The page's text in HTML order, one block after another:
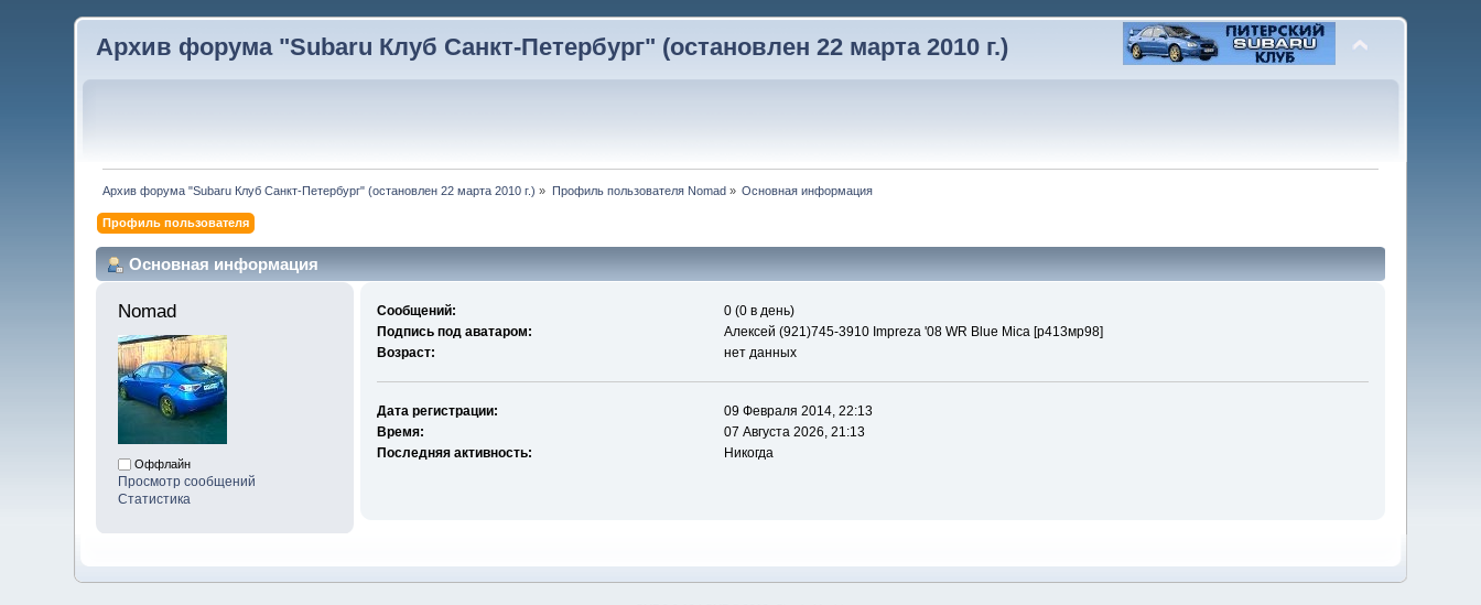
Архив форума "Subaru Клуб Санкт-Петербург" (остановлен 22 марта 2010 г.)
Архив форума "Subaru Клуб Санкт-Петербург" (остановлен 22 марта 2010 г.) » Профиль пользователя Nomad » Основная информация
Профиль пользователя
Основная информация
Nomad
Оффлайн
Просмотр сообщений
Статистика
Сообщений:
0 (0 в день)
Подпись под аватаром:
Алексей (921)745-3910 Impreza '08 WR Blue Mica [р413мр98]
Возраст:
нет данных
Дата регистрации:
09 Февраля 2014, 22:13
Время:
07 Августа 2026, 21:13
Последняя активность:
Никогда